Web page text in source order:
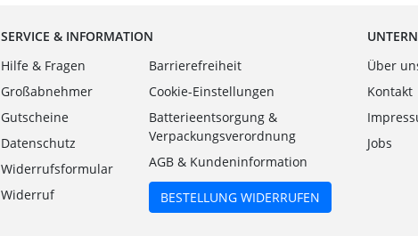
SERVICE & INFORMATION
Hilfe & Fragen
Großabnehmer
Gutscheine
Datenschutz
Widerrufsformular
Widerruf
Barrierefreiheit
Cookie-Einstellungen
Batterieentsorgung &
Verpackungsverordnung
AGB & Kundeninformation
BESTELLUNG WIDERRUFEN
Über
Kontakt
Jobs